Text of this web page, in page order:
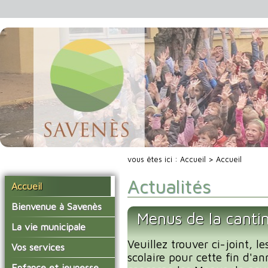
Accueil
Bienvenue à Savenès
Situer Savenès
Savenès en chiffre
L'histoire du village
La vie municipale
Vos élus
Les compte-rendus du
Vos services
La mairie
vous êtes ici : Accueil > Accueil
Actualités
Menus de la
Veuillez trouver ci-joint,
scolaire pour cette fin